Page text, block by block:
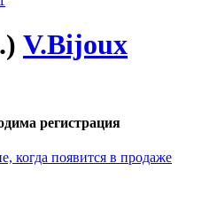
V.Bijoux
регистрация
когда появится в продаже